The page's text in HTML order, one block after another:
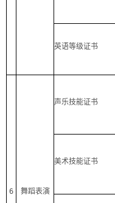
英语等级证书
6 舞蹈表演
声乐技能证书
美术技能证书